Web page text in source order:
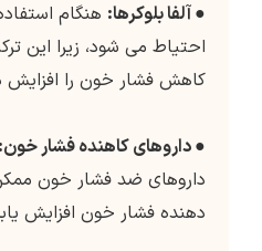
●آلفا بلوکرها: هنگام
احتیاط می شود، زیرا این
کاهش فشار خون را افزایش
●داروهای کاهنده فشار خون:
داروهای ضد فشار خون
دهنده فشار خون افزایش